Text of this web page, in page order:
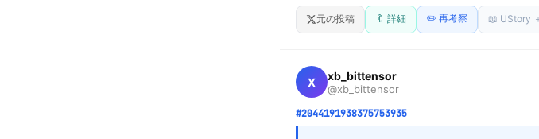
その充実感こそが、次の戦いに向かう最高の
元の投稿 🔖 詳細 ✏️ 再考察 📖 UStory
X xb_bittensor
@xb_bittensor
#2044191938375753935